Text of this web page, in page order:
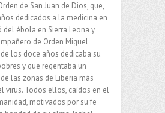
de San Juan de Dios, que,
dedicados a la medicina en
del ébola en Sierra Leona y
de Orden Miguel
los doce años dedicaba su
y que regentaba un
las zonas de Liberia más
virus. Todos ellos, caídos en el
motivados por su fe